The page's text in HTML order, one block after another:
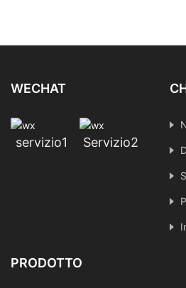
WECHAT
servizio1 Servizio2
PRODOTTO